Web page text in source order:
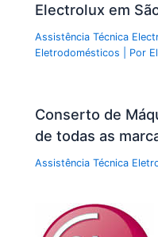
Electrolux em
Assistência Técnica
Eletrodomésticos | Por
Conserto de
de todas as
Assistência Técnica